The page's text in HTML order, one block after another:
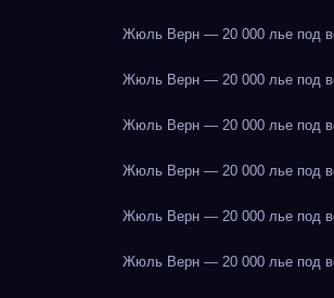
Жюль Верн — 20 000 лье под
Жюль Верн — 20 000 лье под
Жюль Верн — 20 000 лье под
Жюль Верн — 20 000 лье под
Жюль Верн — 20 000 лье под
Жюль Верн — 20 000 лье под